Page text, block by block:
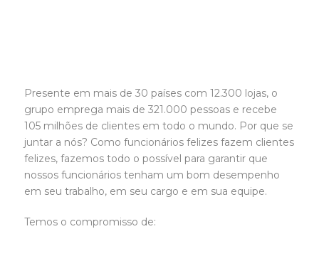
Presente em mais de 30 países com 12.300 lojas, o
grupo emprega mais de 321.000 pessoas e recebe
105 milhões de clientes em todo o mundo. Por que se
juntar a nós? Como funcionários felizes fazem clientes
felizes, fazemos todo o possível para garantir que
nossos funcionários tenham um bom desempenho
em seu trabalho, em seu cargo e em sua equipe.
Temos o compromisso de: